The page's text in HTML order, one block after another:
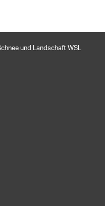
und Landschaft WSL